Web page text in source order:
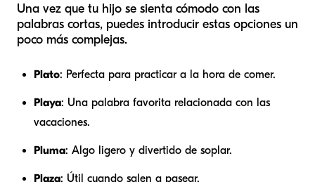
Una vez que tu hijo se sienta cómodo con las
palabras cortas, puedes introducir estas opciones un
poco más complejas.
Plato: Perfecta para practicar a la hora de comer.
Playa: Una palabra favorita relacionada con las
vacaciones.
Pluma: Algo ligero y divertido de soplar.
Plaza: Útil cuando salen a pasear.